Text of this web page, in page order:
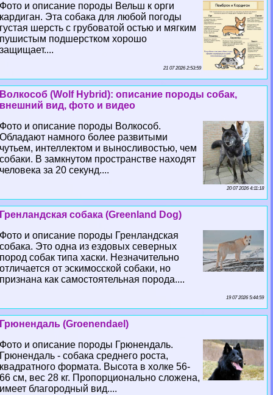
Фото и описание породы Вельш к opги
кардиган. Эта собака для любой погоды
густая шерсть с грубоватой остью и мягким
пушистым подшерстком хорошо
защищает....
21 07 2026 2:53:59
Волкособ (Wolf Hybrid): описание породы собак,
внешний вид, фото и видео
Фото и описание породы Волкособ.
Обладают намного более развитыми
чутьем, интеллектом и выносливостью, чем
собаки. В замкнутом прострaнcтве находят
человека за 20 секунд....
20 07 2026 4:11:18
Гренландская собака (Greenland Dog)
Фото и описание породы Гренландская
собака. Это одна из ездовых северных
пород собак типа хаски. Незначительно
отличается от эскимосской собаки, но
признана как самостоятельная порода....
19 07 2026 5:44:59
Грюнендаль (Groenendael)
Фото и описание породы Грюнендаль.
Грюнендаль - собака среднего роста,
квадратного формата. Высота в холке 56-
66 см, вес 28 кг. Пропорционально сложена,
имеет благородный вид....